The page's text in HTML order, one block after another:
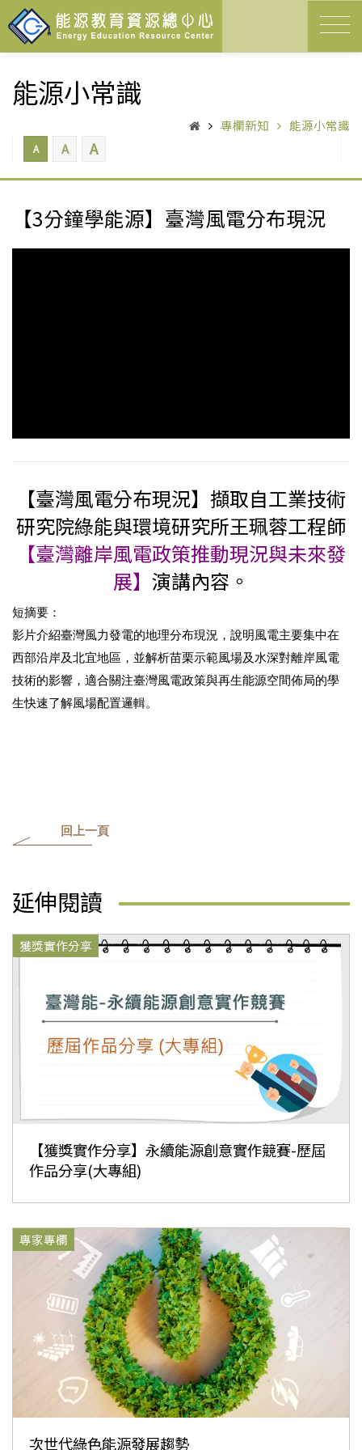
能源小常識
專欄新知 能源小常識
A A A
【3分鐘學能源】臺灣風電分布現況
【臺灣風電分布現況】擷取自工業技術
研究院綠能與環境研究所王珮蓉工程師
【臺灣離岸風電政策推動現況與未來發
展】 演講內容。
短摘要：
影片介紹臺灣風力發電的地理分布現況，說明風電主要集中在
西部沿岸及北宜地區，並解析苗栗示範風場及水深對離岸風電
技術的影響，適合關注臺灣風電政策與再生能源空間佈局的學
生快速了解風場配置邏輯。
回上一頁
延伸閱讀
獲獎實作分享
【獲獎實作分享】永續能源創意實作競賽-歷屆
作品分享(大專組)
專家專欄
次世代綠色能源發展趨勢